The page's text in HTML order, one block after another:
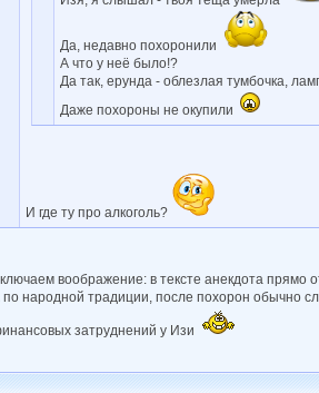
Да, недавно похоронили
А что у неё было!?
Да так, ерунда - облезлая тумбочка,
Даже похороны не окупили
И где ту про алкоголь?
воображение: в тексте анекдота прямо
по народной традиции, после похорон обычно
затруднений у Изи